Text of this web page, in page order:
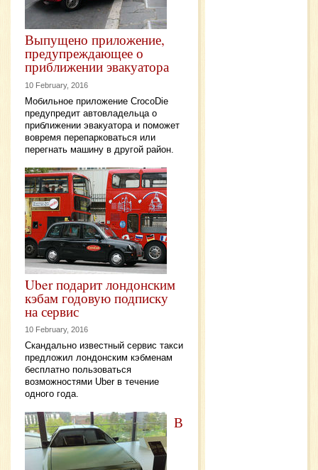
Выпущено приложение,
предупреждающее о
приближении эвакуатора
10 February, 2016
Мобильное приложение CrocoDie
предупредит автовладельца о
приближении эвакуатора и поможет
вовремя перепарковаться или
перегнать машину в другой район.
Uber подарит лондонским
кэбам годовую подписку
на сервис
10 February, 2016
Скандально известный сервис такси
предложил лондонским кэбменам
бесплатно пользоваться
возможностями Uber в течение
одного года.
В